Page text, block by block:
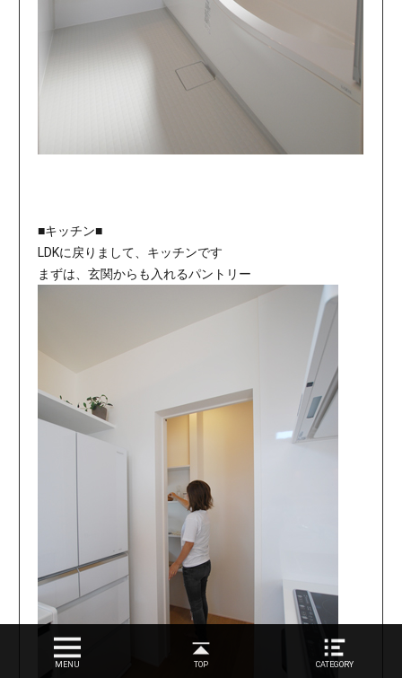
■キッチン■
LDKに戻りまして、キッチンです
まずは、玄関からも入れるパントリー
MENU TOP CATEGORY